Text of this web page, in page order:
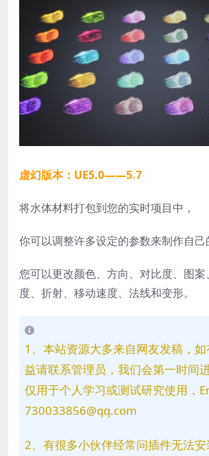
虚幻版本：UE5.0——5.7
将水体材料打包到您的实时项目中，
你可以调整许多设定的参数来制作自己
您可以更改颜色、方向、对比度、图
度、折射、移动速度、法线和变形。
1、本站资源大多来自网友发稿，
益请联系管理员，我们会第一时间
仅用于个人学习或测试研究使用，
730033856@qq.com
2、有很多小伙伴经常问插件无法